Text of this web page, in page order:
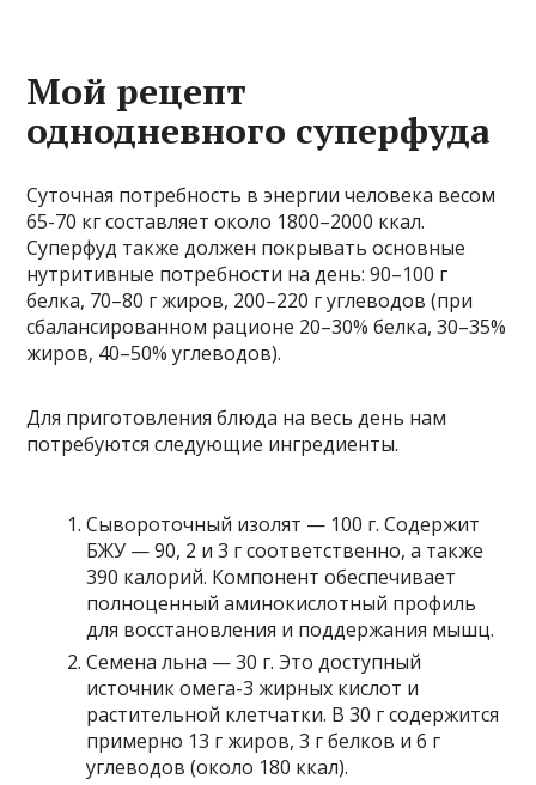
Мой рецепт
однодневного суперфуда
Суточная потребность в энергии человека весом
65-70 кг составляет около 1800–2000 ккал.
Суперфуд также должен покрывать основные
нутритивные потребности на день: 90–100 г
белка, 70–80 г жиров, 200–220 г углеводов (при
сбалансированном рационе 20–30% белка, 30–35%
жиров, 40–50% углеводов).
Для приготовления блюда на весь день нам
потребуются следующие ингредиенты.
Сывороточный изолят — 100 г. Содержит
БЖУ — 90, 2 и 3 г соответственно, а также
390 калорий. Компонент обеспечивает
полноценный аминокислотный профиль
для восстановления и поддержания мышц.
Семена льна — 30 г. Это доступный
источник омега-3 жирных кислот и
растительной клетчатки. В 30 г содержится
примерно 13 г жиров, 3 г белков и 6 г
углеводов (около 180 ккал).